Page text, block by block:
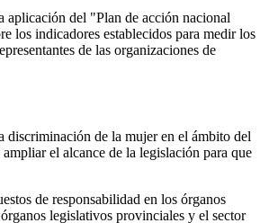
aplicación del "Plan de acción nacional
los indicadores establecidos para medir los
de las organizaciones de
discriminación de la mujer en el ámbito del
el alcance de la legislación para que
de responsabilidad en los órganos
legislativos provinciales y el sector